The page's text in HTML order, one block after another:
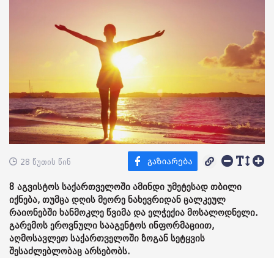
28 წუთის წინ
8 აგვისტოს საქართველოში ამინდი უმეტესად თბილი
იქნება, თუმცა დღის მეორე ნახევრიდან ცალკეულ
რაიონებში ხანმოკლე წვიმა და ელჭექია მოსალოდნელი.
გარემოს ეროვნული სააგენტოს ინფორმაციით,
აღმოსავლეთ საქართველოში ზოგან სეტყვის
შესაძლებლობაც არსებობს.